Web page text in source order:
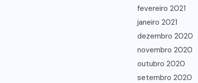
fevereiro 2021
janeiro 2021
dezembro 2020
novembro 2020
outubro 2020
setembro 2020